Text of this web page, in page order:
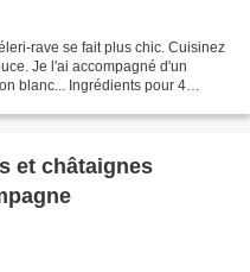
rave se fait plus chic. Cuisinez
Je l'ai accompagné d'un
blanc... Ingrédients pour 4
et châtaignes